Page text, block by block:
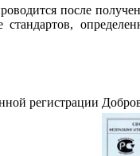
после
стандартов,
регистрации